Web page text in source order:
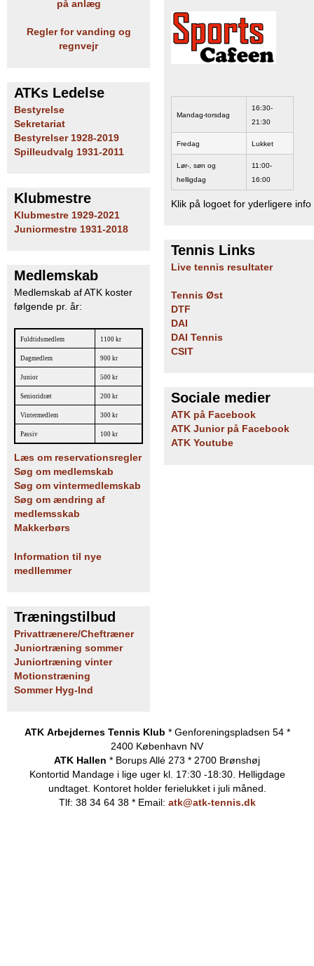
på anlæg
Regler for vanding og
regnvejr
ATKs Ledelse
Bestyrelse
Sekretariat
Bestyrelser 1928-2019
Spilleudvalg 1931-2011
Klubmestre
Klubmestre 1929-2021
Juniormestre 1931-2018
Medlemskab
Medlemskab af ATK koster
følgende pr. år:
Fuldtidsmedlem 1100 kr
Dagmedlem 900 kr
Junior 500 kr
Senioridræt 200 kr
Vintermedlem 300 kr
Passiv 100 kr
Læs om reservationsregler
Søg om medlemskab
Søg om vintermedlemskab
Søg om ændring af
medlemsskab
Makkerbørs
Information til nye
medllemmer
Træningstilbud
Privattrænere/Cheftræner
Juniortræning sommer
Juniortræning vinter
Motionstræning
Sommer Hyg-Ind
Mandag-torsdag
16:30-
21:30
Fredag Lukket
Lør-, søn og
helligdag
11:00-
16:00
Klik på logoet for yderligere info
Tennis Links
Live tennis resultater
Tennis Øst
DTF
DAI
DAI Tennis
CSIT
Sociale medier
ATK på Facebook
ATK Junior på Facebook
ATK Youtube
ATK Arbejdernes Tennis Klub * Genforeningspladsen 54 *
2400 København NV
ATK Hallen * Borups Allé 273 * 2700 Brønshøj
Kontortid Mandage i lige uger kl. 17:30 -18:30. Helligdage
undtaget. Kontoret holder ferielukket i juli måned.
Tlf: 38 34 64 38 * Email: atk@atk-tennis.dk